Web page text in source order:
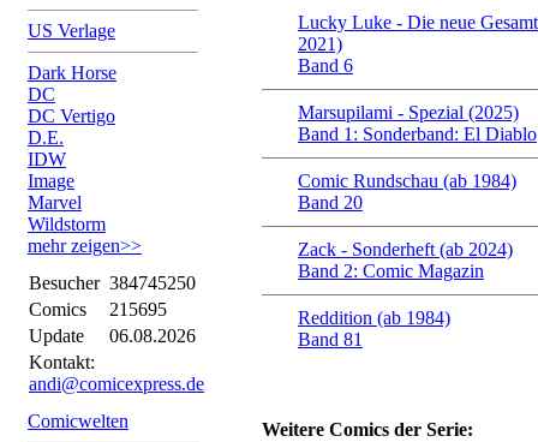
US Verlage
Dark Horse
DC
DC Vertigo
D.E.
IDW
Image
Marvel
Wildstorm
mehr zeigen>>
Besucher 384745250
Comics
215695
Update
06.08.2026
Kontakt:
andi@comicexpress.de
Comicwelten
Lucky Luke - Die neue
2021)
Band 6
Marsupilami - Spezial (2025)
Band 1: Sonderband: El Diablo
Comic Rundschau (ab 1984)
Band 20
Zack - Sonderheft (ab 2024)
Band 2: Comic Magazin
Reddition (ab 1984)
Band 81
Weitere Comics der Serie: